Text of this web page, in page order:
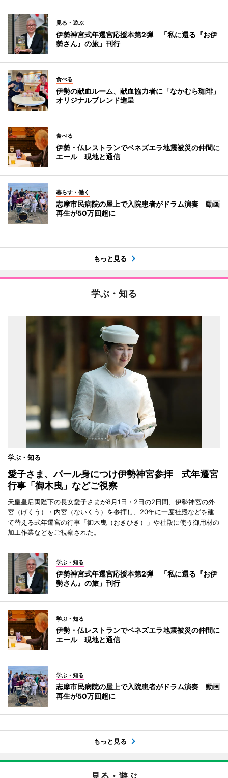
見る・遊ぶ
伊勢神宮式年遷宮応援本第2弾 「私に還る『お伊
勢さん』の旅」刊行
食べる
伊勢の献血ルーム、献血協力者に「なかむら珈琲」
オリジナルブレンド進呈
食べる
伊勢・仏レストランでベネズエラ地震被災の仲間に
エール 現地と通信
暮らす・働く
志摩市民病院の屋上で入院患者がドラム演奏 動画
再生が50万回超に
もっと見る
学ぶ・知る
学ぶ・知る
愛子さま、パール身につけ伊勢神宮参拝 式年遷宮
行事「御木曳」などご視察
天皇皇后両陛下の長女愛子さまが8月1日・2日の2日間、伊勢神宮の外
宮（げくう）・内宮（ないくう）を参拝し、20年に一度社殿などを建
て替える式年遷宮の行事「御木曳（おきひき）」や社殿に使う御用材の
加工作業などをご視察された。
学ぶ・知る
伊勢神宮式年遷宮応援本第2弾 「私に還る『お伊
勢さん』の旅」刊行
学ぶ・知る
伊勢・仏レストランでベネズエラ地震被災の仲間に
エール 現地と通信
学ぶ・知る
志摩市民病院の屋上で入院患者がドラム演奏 動画
再生が50万回超に
もっと見る